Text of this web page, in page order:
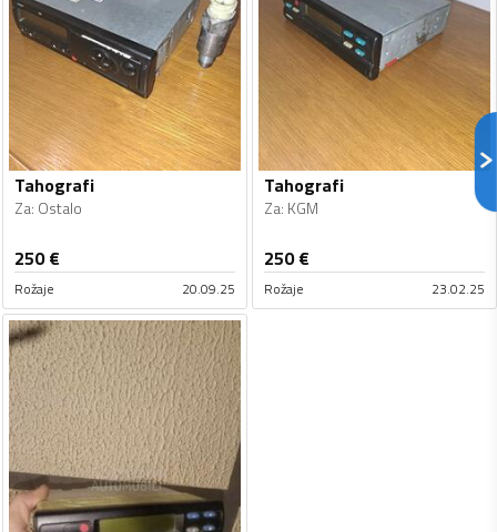
Tahografi
Za: Ostalo
250€
Rožaje 20.09.25
Tahografi
Za: KGM
250€
Rožaje 23.02.25